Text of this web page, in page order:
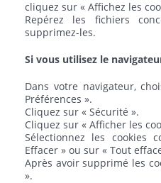
cliquez sur « Affichez les
Repérez les fichiers
supprimez-les.
Si vous utilisez le
Dans votre navigateur,
Préférences ».
Cliquez sur « Sécurité ».
Cliquez sur « Afficher les
Sélectionnez les cookies
Effacer » ou sur « Tout
Après avoir supprimé les
».